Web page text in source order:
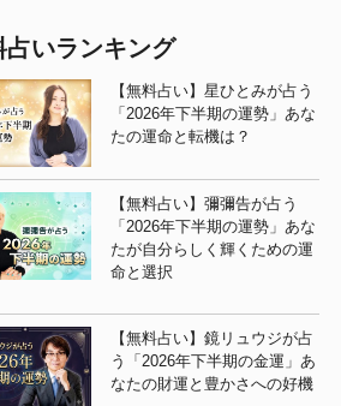
占いランキング
【無料占い】星ひとみが占う
「2026年下半期の運勢」あな
たの運命と転機は？
【無料占い】彌彌告が占う
「2026年下半期の運勢」あな
たが自分らしく輝くための運
命と選択
【無料占い】鏡リュウジが占
う「2026年下半期の金運」あ
なたの財運と豊かさへの好機